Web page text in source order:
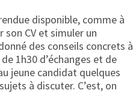
disponible, comme à
son CV et simuler un
des conseils concrets à
1h30 d’échanges et de
jeune candidat quelques
à discuter. C’est, on